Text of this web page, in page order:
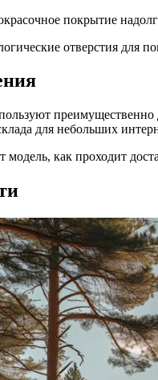
покрытие
отверстия для
для небольших
модель, как проходит